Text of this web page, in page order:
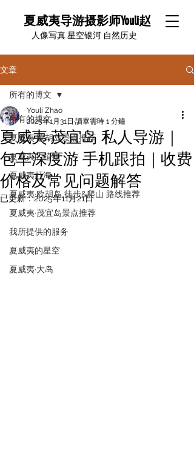
夏威夷导游摄影师Youli赵
​人像写真 星空银河 自然历史
文章
所有的博文
夏威夷·欧胡岛景点推荐
夏威夷的植物
夏威夷赶海
夏威夷·欧胡岛 徒步&爬山 路线推荐
夏威夷·茂宜岛景点推荐
我所提供的服务
夏威夷的星空
夏威夷·大岛
所有的博文
夏威夷·茂宜岛 私人导游｜
包车深度游 手机跟拍｜收费
价格及常见问题解答
Youli Zhao
2025年1月31日 讀畢需時 1 分鐘
已更新：2025年11月21日